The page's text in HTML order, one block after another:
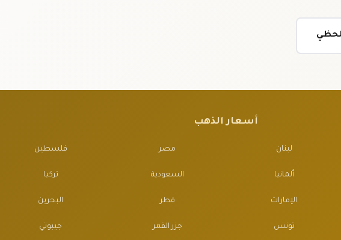
أسعار الذهب
لبنان مصر فلسطين
ألمانيا السعودية تركيا
الإمارات قطر البحرين
تونس جزر القمر جيبوتي